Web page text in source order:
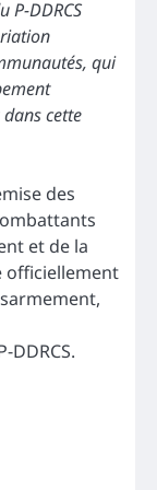
P-DDRCS
qui
cette
des
et de la
officiellement